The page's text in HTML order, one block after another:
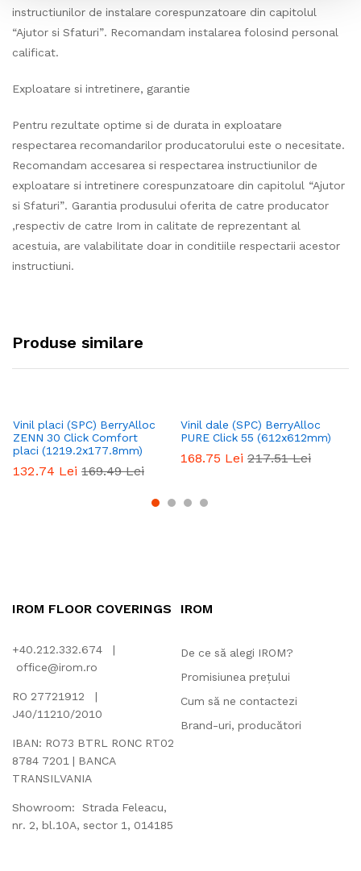
instructiunilor de instalare corespunzatoare din capitolul
“Ajutor si Sfaturi”. Recomandam instalarea folosind personal
calificat.
Exploatare si intretinere, garantie
Pentru rezultate optime si de durata in exploatare
respectarea recomandarilor producatorului este o necesitate.
Recomandam accesarea si respectarea instructiunilor de
exploatare si intretinere corespunzatoare din capitolul “Ajutor
si Sfaturi”. Garantia produsului oferita de catre producator
,respectiv de catre Irom in calitate de reprezentant al
acestuia, are valabilitate doar in conditiile respectarii acestor
instructiuni.
Produse similare
Vinil placi (SPC) BerryAlloc
ZENN 30 Click Comfort
placi (1219.2x177.8mm)
132.74 Lei 169.49 Lei
Vinil dale (SPC) BerryAlloc
PURE Click 55 (612x612mm)
168.75 Lei 217.51 Lei
IROM FLOOR COVERINGS
+40.212.332.674 |
office@irom.ro
RO 27721912 |
J40/11210/2010
IBAN: RO73 BTRL RONC RT02
8784 7201 | BANCA
TRANSILVANIA
Showroom: Strada Feleacu,
nr. 2, bl.10A, sector 1, 014185
IROM
De ce să alegi IROM?
Promisiunea prețului
Cum să ne contactezi
Brand-uri, producători